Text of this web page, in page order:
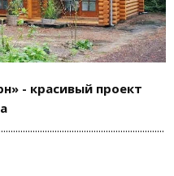
- красивый проект